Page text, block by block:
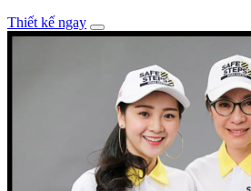
Thiết kế ngay